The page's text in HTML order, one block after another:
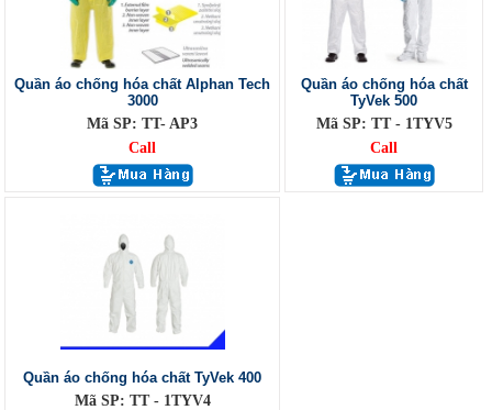
Quần áo chống hóa chất Alphan Tech
3000
Mã SP: TT- AP3
Call
Quần áo chống hóa chất
TyVek 500
Mã SP: TT - 1TYV5
Call
Quần áo chống hóa chất TyVek 400
Mã SP: TT - 1TYV4